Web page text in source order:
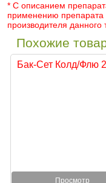
* С описанием
применению препарата
производителя данного
Похожие
Бак-Сет Колд/Флю
Просмотр